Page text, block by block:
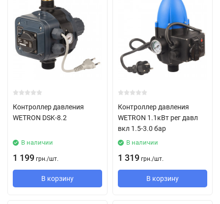
Контроллер давления
WETRON DSK-8.2
В наличии
1 199 грн./шт.
В корзину
Контроллер давления
WETRON 1.1кВт рег давл
вкл 1.5-3.0 бар
В наличии
1 319 грн./шт.
В корзину